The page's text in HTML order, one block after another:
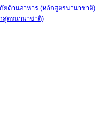
ยด้านอาหาร (หลักสูตรนานาชาติ)
สูตรนานาชาติ)